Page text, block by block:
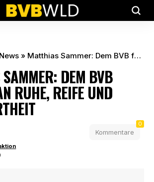
» Matthias Sammer: Dem BVB fehlt es an Ruhe, Reife und Abgeklärtheit
DEM BVB
RUHE, REIFE UND
Kommentare
0